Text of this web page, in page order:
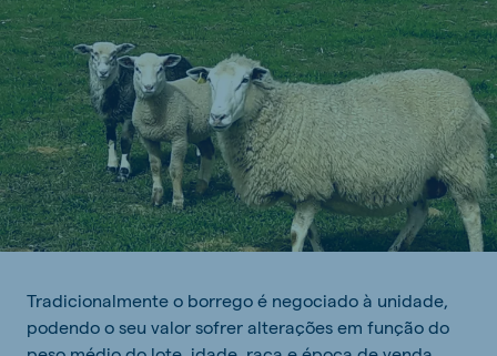
Tradicionalmente o borrego é negociado à unidade,
podendo o seu valor sofrer alterações em função do